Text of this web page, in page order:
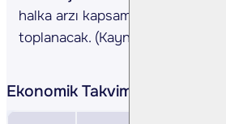
halka arzı kapsamında talepler
toplanacak. (Kaynak: Şirket
Ekonomik Takvim